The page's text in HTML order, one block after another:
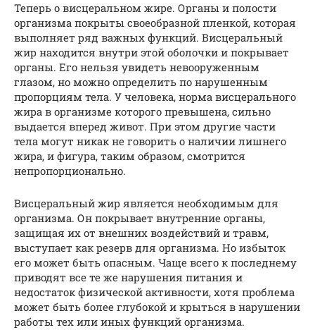
Теперь о висцеральном жире. Органы и полости
организма покрыты своеобразной пленкой, которая
выполняет ряд важных функций. Висцеральный
жир находится внутри этой оболочки и покрывает
органы. Его нельзя увидеть невооруженным
глазом, но можно определить по нарушенным
пропорциям тела. У человека, норма висцерального
жира в организме которого превышена, сильно
выдается вперед живот. При этом другие части
тела могут никак не говорить о наличии лишнего
жира, и фигура, таким образом, смотрится
непропорционально.
Висцеральный жир является необходимым для
организма. Он покрывает внутренние органы,
защищая их от внешних воздействий и травм,
выступает как резерв для организма. Но избыток
его может быть опасным. Чаще всего к последнему
приводят все те же нарушения питания и
недостаток физической активности, хотя проблема
может быть более глубокой и крыться в нарушении
работы тех или иных функций организма.